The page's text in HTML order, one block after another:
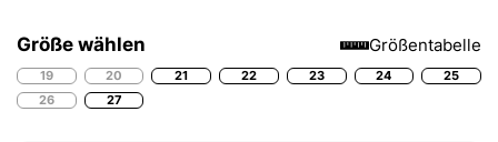
Größe wählen Größentabelle
19 20 21 22 23 24
25
26
27